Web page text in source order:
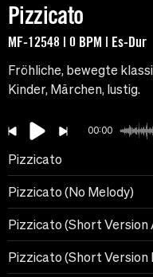
Pizzicato
MF-12548 | 0 BPM | Es-Dur
Fröhliche, bewegte
Kinder, Märchen, lustig.
00:00
Pizzicato
Pizzicato (No Melody)
Pizzicato (Short Version
Pizzicato (Short Version